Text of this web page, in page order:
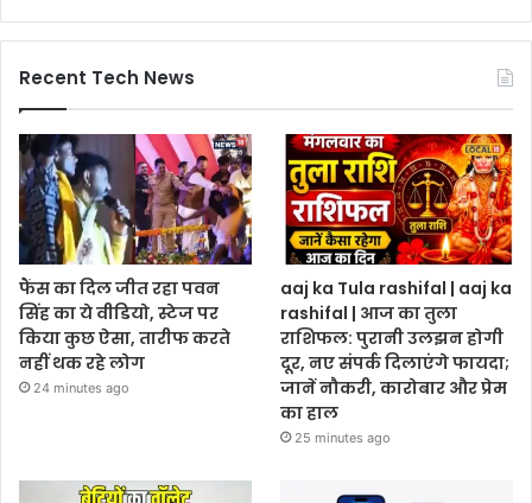
Recent Tech News
फैंस का दिल जीत रहा पवन
सिंह का ये वीडियो, स्टेज पर
किया कुछ ऐसा, तारीफ करते
नहीं थक रहे लोग
24 minutes ago
aaj ka Tula rashifal | aaj ka
rashifal | आज का तुला
राशिफल: पुरानी उलझन होगी
दूर, नए संपर्क दिलाएंगे फायदा;
जानें नौकरी, कारोबार और प्रेम
का हाल
25 minutes ago